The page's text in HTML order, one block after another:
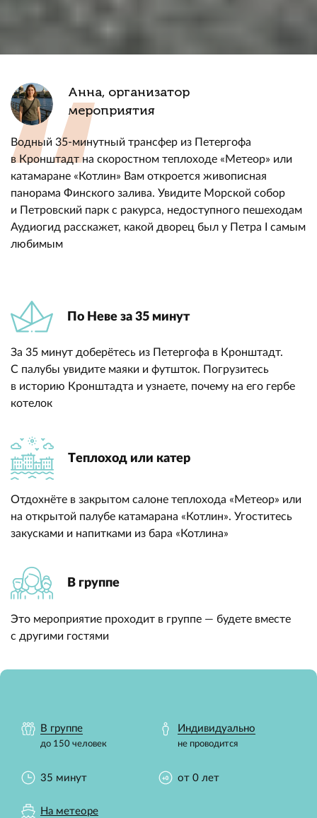
Анна, организатор
мероприятия
Водный 35-минутный трансфер из Петергофа
в Кронштадт на скоростном теплоходе «Метеор» или
катамаране «Котлин» Вам откроется живописная
панорама Финского залива. Увидите Морской собор
и Петровский парк с ракурса, недоступного пешеходам
Аудиогид расскажет, какой дворец был у Петра I самым
любимым
По Неве за 35 минут
За 35 минут доберётесь из Петергофа в Кронштадт.
С палубы увидите маяки и футшток. Погрузитесь
в историю Кронштадта и узнаете, почему на его гербе
котелок
Теплоход или катер
Отдохнёте в закрытом салоне теплохода «Метеор» или
на открытой палубе катамарана «Котлин». Угоститесь
закусками и напитками из бара «Котлина»
В группе
Это мероприятие проходит в группе — будете вместе
с другими гостями
В группе
до 150 человек
Индивидуально
не проводится
35 минут от 0 лет
На метеоре